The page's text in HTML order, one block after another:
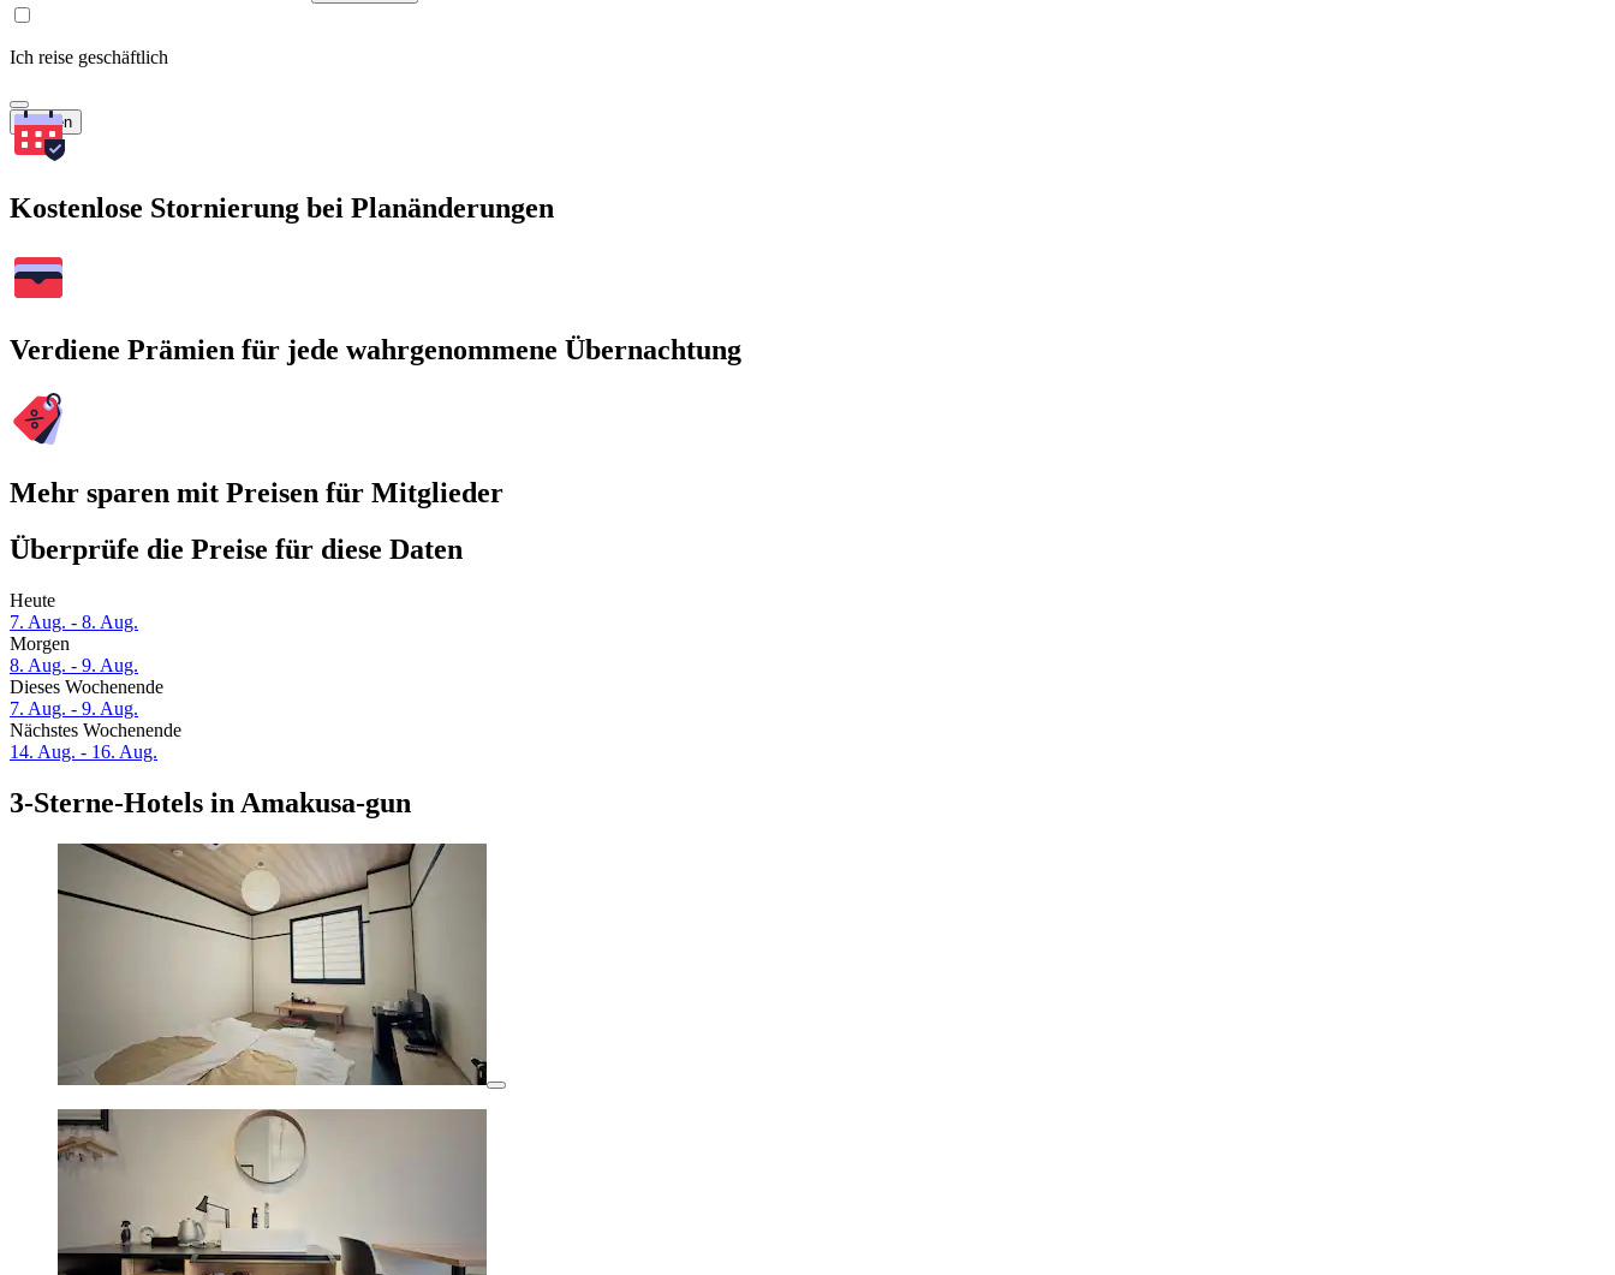
Ich reise geschäftlich
Suchen
Kostenlose Stornierung bei Planänderungen
Verdiene Prämien für jede wahrgenommene Übernachtung
Mehr sparen mit Preisen für Mitglieder
Überprüfe die Preise für diese Daten
Heute
7. Aug. - 8. Aug.
Morgen
8. Aug. - 9. Aug.
Dieses Wochenende
7. Aug. - 9. Aug.
Nächstes Wochenende
14. Aug. - 16. Aug.
3-Sterne-Hotels in Amakusa-gun